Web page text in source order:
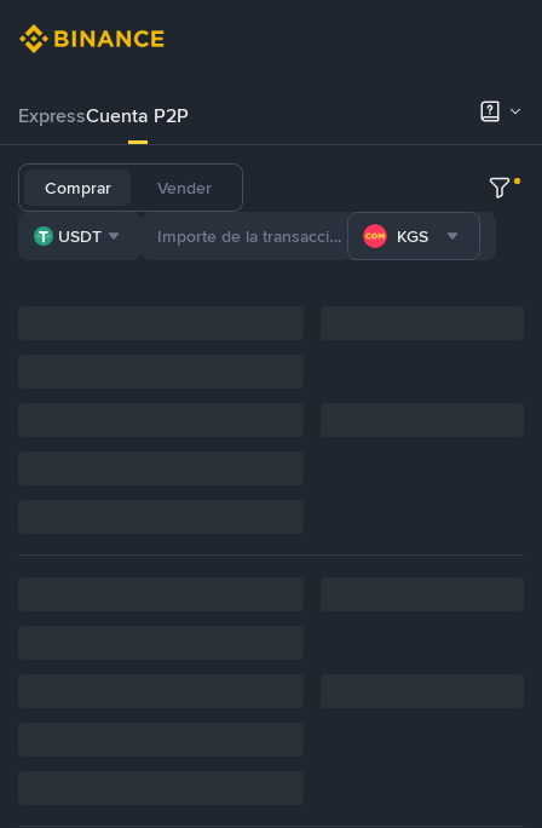
ExpressCuenta P2P
Comprar Vender
USDT KGS